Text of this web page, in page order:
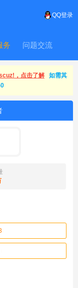
QQ登录
务 问题交流
，点击了解
如需其